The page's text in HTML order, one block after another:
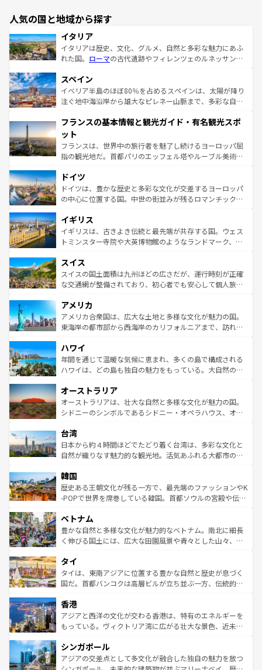
人気の国と地域から探す
イタリア
イタリアは歴史、文化、グルメ、自然と多彩な魅力にあふ
れた国。 ローマの古代遺跡やフィレンツェのルネッサンス
ろん、トスカーナの美しい田園風景やアマルフィ海岸の絶
景など、自然景観も見逃せない。観光の合間には、本場の
ピザやパスタなど、絶品のイタリア料理を堪能することも
ませてくれるイタリアで、忘れられない旅をしてみよう！
なお、新着のイタリア情報は
しい。
スペイン
イベリア半島のほぼ80％を占めるスペインは、太陽が降り
注ぐ地中海沿岸から雄大なピレネー山脈まで、多彩な自然
文化が根付くこの国では、情熱的なフラメンコ、熱気あふ
れる闘牛、そして美味しいタパスが生活の一部となってい
る。首都マドリードの洗練された雰囲気や、バルセロナの
アートに溢れた街角から、地方では古代ローマ遺跡や中世
せる。地方によって風土や気候が異なるスペインはその個
性で訪れる人を魅了する。 なお、新着のスペイン情報は コ
ンテンツ一覧を参照してほしい。
フランスの基本情報と観光ガイド・有名観光スポ
ット
フランスは、世界中の旅行者を魅了し続けるヨーロッパ屈
指の観光地だ。首都パリのエッフェル塔やルーブル美術館
で、幅広い魅力が詰まっている。華麗な宮殿、歴史的な大
聖堂、美しいビーチ、そして豊かな自然が、訪れる者を心
から魅了する。また、フランスは美食の国としても知ら
いる。シャンパンの発祥地であるランス、プロヴァンスの
香り高いラベンダー畑など、多彩な楽しみ方が可能だ。さ
らに、パリ以外の地域にも魅力が溢れており、どの街角に
れる地方に足を運ぶとそれぞれで全く異なる文化を体験で
きるだろう。 なお、新着のフランス情報はコンテンツ一覧
を参照してほしい。
ドイツ
ドイツは、豊かな歴史と多彩な文化が交差するヨーロッパ
の中心に位置する国。中世の街並みが残るロマンチック街
顔を持つこの国は、どこを歩いても飽きることがない。ベ
ルリンの文化的活気、バイエルン州のアルプスの絶景、そ
してライン川沿いのワイン畑といった風景は必見。ビール
は、お酒好きな人にはぜひ体験してほしい。 なお、新着の
ドイツ情報はコンテンツ一覧を参照してほしい。
イギリス
イギリスは、古きよき伝統と最先端が共存する国。ウェス
トミンスター寺院や大英博物館のようなランドマーク、歴
リアごとに異なる魅力がある。また、優雅なアフタヌーン
ティー、ビール好きにはたまらない英国パブ、サッカー観
戦など、本場だからこそできる体験も豊富。イギリスを旅
ンツ一覧を参照してほしい。
スイス
スイスの国土面積は九州ほどの広さだが、運行時刻が正確
な交通網が整備されており、初心者でも安心して個人旅行
の建物がそのまま残る町や、スイスならではのユニークな
博物館もあり、アルプス観光だけでなく町歩きも満喫する
ことができる。国民の所得が高いため物価も高いが、旅行
ば市内交通費無料で観光を楽しむこともできる。 なお、新
着のスイス情報はコンテンツ一覧 を参照してほしい。
アメリカ
アメリカ合衆国は、広大な土地と多様な文化が魅力の国。
東海岸の都市部から西海岸のカリフォルニアまで、訪れる
のような巨大都市は、観光、ショッピング、エンターテイ
ンメントが詰まった刺激的なスポットだ。一方、アメリカ
西部には大自然が広がり、グランドキャニオンやイエロー
部のニューオーリンズでは、音楽と美食が融合した独特の
文化が魅力。旅行者はアメリカの各地域で異なる魅力を楽
しみながら、その多様性と豊かな歴史を感じることができ
ならではの贅沢な旅のスタイルだ。 なお、新着のアメリカ
情報はコンテンツ一覧を参照してほしい。
ハワイ
年間を通じて温暖な気候に恵まれ、多くの島で構成される
ハワイは、どの島も独自の魅力をもっている。大自然の神
ワイ島は見逃せない。また、定番の観光地といえばオアフ
島だが、静かな自然を求めるならマウイ島やカウアイ島が
おすすめ。エメラルドグリーンに輝く海をはじめ、豊かな
れるおもてなしの心で訪れる人々を迎えてくれるハワイの
人々、おいしいローカルフードやハワイアンミュージッ
ク、伝統的なフラダンスなど、すべてがハワイの魅力を彩
ワイを、存分に味わってほしい。 なお、新着のハワイ情報
はコンテンツ一覧を参照してほしい。
オーストラリア
オーストラリアは、壮大な自然と多様な文化が魅力の国。
シドニーのシンボルであるシドニー・オペラハウス、オー
リアリーフや大陸中央部にそびえるウルル（エアーズロッ
ク）、タスマニアの美しい原生林やケアンズの熱帯雨林な
ど、見どころがたくさん。また、カフェやワイン、オージ
いる。アクティビティも充実しており、サーフィンやダイ
ビング、ハイキングなど、アウトドア好きにはたまらな
い。オーストラリアの多彩な魅力を存分に味わいつくそ
参照してほしい。
台湾
日本から約４時間ほどでたどり着く台湾は、多彩な文化と
自然が織りなす魅力的な観光地。活気あふれる大都市の台
ン）、静ひつな山岳地帯である台湾東部など、都市の喧騒
と山間の静けさが共存しており、訪れる人に新しい発見と
驚きをもたらしてくれる。また、奥深い台湾の食文化も魅
容にもいいと評判のスイーツなど、バラエティ豊かな料理
が味わえる。 なお、新着の台湾情報は コンテンツ一覧を参
照してほしい。
韓国
歴史ある王朝文化が残る一方で、最先端のファッションやK
-POPで世界を席巻している韓国。首都ソウルの宮殿や伝統
き、地方に足を延ばせば四季折々の自然美を楽しむことが
できる。そして、キムチや焼肉、絶品のストリートフード
まで、さまざまな韓国料理が待っている。夜には、韓国な
リティに包まれながら、韓国の多彩な魅力を心ゆくまで味
わってみてほしい。 なお、新着の韓国情報はコンテンツ一
覧を参照してほしい。
ベトナム
豊かな自然と多様な文化が魅力的なベトナム。南北に細長
く伸びる国土には、広大な田園風景や青々とした山々、世
急速な発展と共に伝統が息づく。ハノイの古い町並みやホ
ーチミン市のフランス統治時代の建物も、独特の雰囲気を
醸し出している。また、バラエティの豊かさとおいしさで
とつ。フォーやバインミー、ベトナムコーヒーなどは、ぜ
ひ現地で味わいたい。どの地域を訪れてもあたたかい人々
が旅行者を迎えてくれるので、きっと忘れられない旅にな
参照してほしい。
タイ
タイは、東南アジアに位置する豊かな自然と歴史が息づく
国だ。首都バンコクは高層ビルが立ち並ぶ一方、伝統的な
の活気が交差している。北部ではチェンマイなどの山岳地
帯で自然と触れ合い、南部ではプーケットやクラビの美し
いビーチでリゾート気分を楽しむことができる。タイ料理
激する。気候は一年中温暖で、どの季節にも異なる楽しみ
が待っている。親しみやすいタイの人々、仏教を中心とし
た文化、そして多様な観光資源が、訪れる旅人を魅了し続
香港
アジアと西洋の文化が交わる香港は、特有のエネルギーを
もっている。ヴィクトリア湾に広がる壮大な景色、近未来
み、どこを訪れても感動するはず。観光スポットが密集し
ており、効率よく見どころを回れるのも魅力。息をのむよ
うな絶景から文化的な体験まで、香港を存分に楽しみ尽く
シンガポール
アジアの交差点として多文化が融合した独自の魅力を放つ